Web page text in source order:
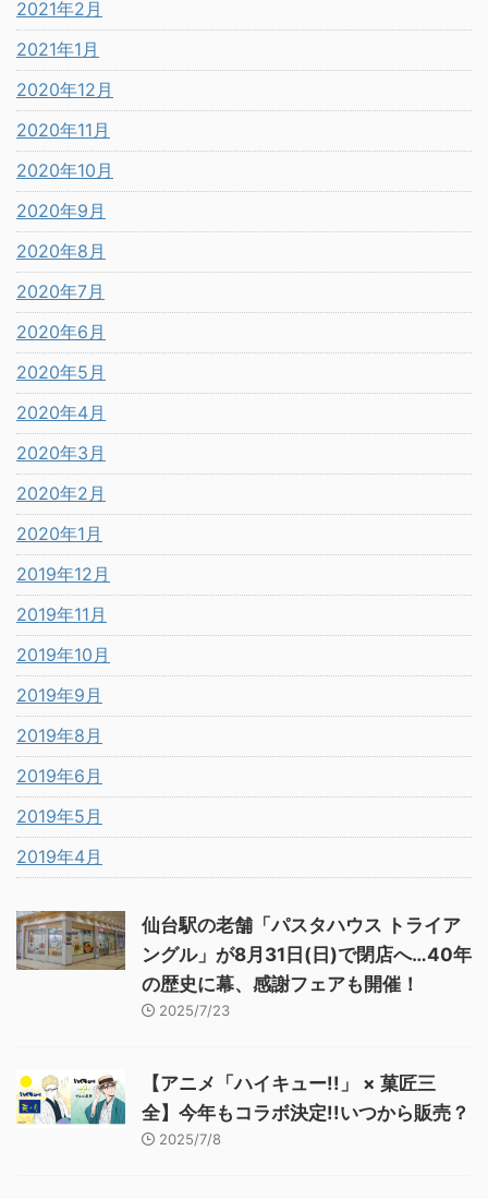
2021年2月
2021年1月
2020年12月
2020年11月
2020年10月
2020年9月
2020年8月
2020年7月
2020年6月
2020年5月
2020年4月
2020年3月
2020年2月
2020年1月
2019年12月
2019年11月
2019年10月
2019年9月
2019年8月
2019年6月
2019年5月
2019年4月
仙台駅の老舗「パスタハウス トライア
ングル」が8月31日(日)で閉店へ…40年
の歴史に幕、感謝フェアも開催！
2025/7/23
【アニメ「ハイキュー!!」 × 菓匠三
全】今年もコラボ決定!!いつから販売？
2025/7/8